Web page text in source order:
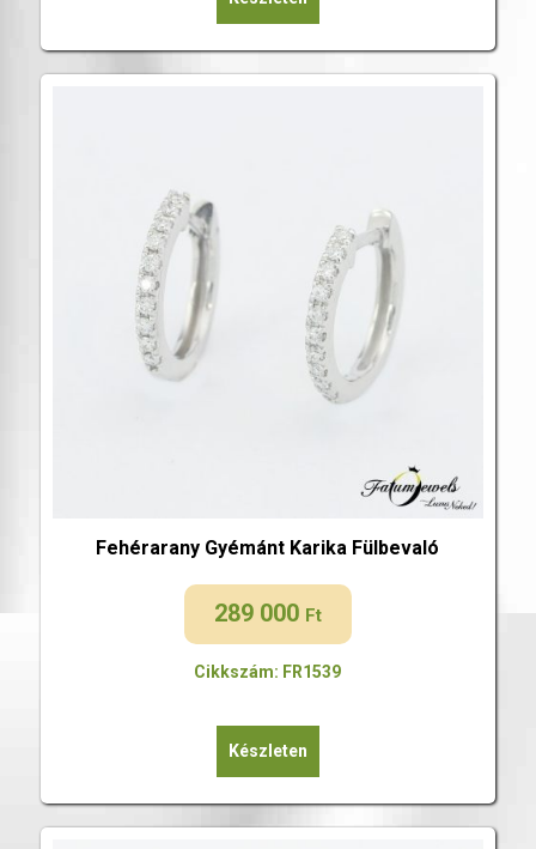
Fehérarany Gyémánt Karika Fülbevaló
289 000 Ft
Cikkszám: FR1539
Készleten